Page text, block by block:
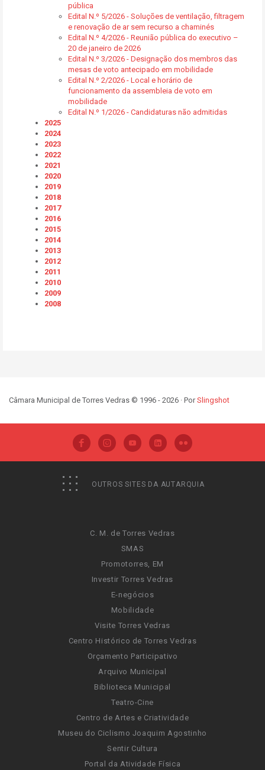
pública
Edital N.º 5/2026 - Soluções de ventilação, filtragem
e renovação de ar sem recurso a chaminés
Edital N.º 4/2026 - Reunião pública do executivo –
20 de janeiro de 2026
Edital N.º 3/2026 - Designação dos membros das
mesas de voto antecipado em mobilidade
Edital N.º 2/2026 - Local e horário de
funcionamento da assembleia de voto em
mobilidade
Edital N.º 1/2026 - Candidaturas não admitidas
2025
2024
2023
2022
2021
2020
2019
2018
2017
2016
2015
2014
2013
2012
2011
2010
2009
2008
Câmara Municipal de Torres Vedras © 1996 - 2026 · PorSlingshot
OUTROS SITES DA AUTARQUIA
C. M. de Torres Vedras
SMAS
Promotorres, EM
Investir Torres Vedras
E-negócios
Mobilidade
Visite Torres Vedras
Centro Histórico de Torres Vedras
Orçamento Participativo
Arquivo Municipal
Biblioteca Municipal
Teatro-Cine
Centro de Artes e Criatividade
Museu do Ciclismo Joaquim Agostinho
Sentir Cultura
Portal da Atividade Física